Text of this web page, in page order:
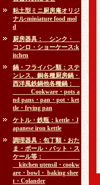
粘土型ミニ厨房庵オリジ
ナル:miniature food mol
d
厨房器具： シンク・
コンロ・ショーケース:k
itchen
鍋・フライパン類：ステ
ンレス、銅各種厨房鍋・
西洋風鉄鍋他各種鍋：
Cookware・pots a
nd pans・pan・pot・ket
tle・frying pan
ケトル・鉄瓶：kettle・J
apanese iron kettle
調理器具：包丁類・おた
ま・ボール・バット・ス
ケール等：
kitchen utensil・cookw
are・bowl・ baking shee
t・Colander